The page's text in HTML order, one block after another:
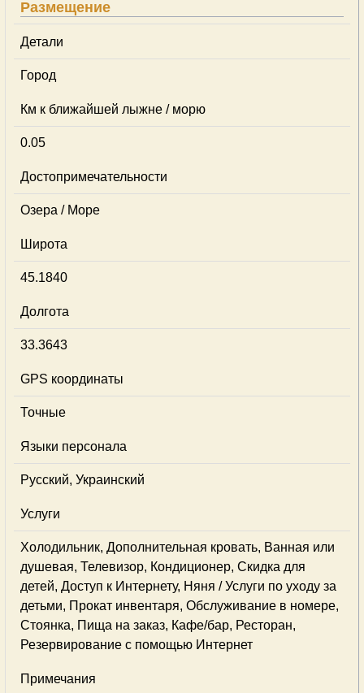
Размещение
Детали
Город
Км к ближайшей лыжне / морю
0.05
Достопримечательности
Озера / Море
Широта
45.1840
Долгота
33.3643
GPS координаты
Точные
Языки персонала
Русский, Украинский
Услуги
Холодильник, Дополнительная кровать, Ванная или
душевая, Телевизор, Кондиционер, Скидка для
детей, Доступ к Интернету, Няня / Услуги по уходу за
детьми, Прокат инвентаря, Обслуживание в номере,
Стоянка, Пища на заказ, Кафе/бар, Ресторан,
Резервирование с помощью Интернет
Примечания